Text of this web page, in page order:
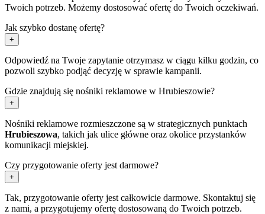
Twoich potrzeb. Możemy dostosować ofertę do Twoich oczekiwań.
Jak szybko dostanę ofertę?
+
Odpowiedź na Twoje zapytanie otrzymasz w ciągu kilku godzin, co
pozwoli szybko podjąć decyzję w sprawie kampanii.
Gdzie znajdują się nośniki reklamowe w Hrubieszowie?
+
Nośniki reklamowe rozmieszczone są w strategicznych punktach
Hrubieszowa, takich jak ulice główne oraz okolice przystanków
komunikacji miejskiej.
Czy przygotowanie oferty jest darmowe?
+
Tak, przygotowanie oferty jest całkowicie darmowe. Skontaktuj się
z nami, a przygotujemy ofertę dostosowaną do Twoich potrzeb.